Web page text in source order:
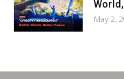
May 2,